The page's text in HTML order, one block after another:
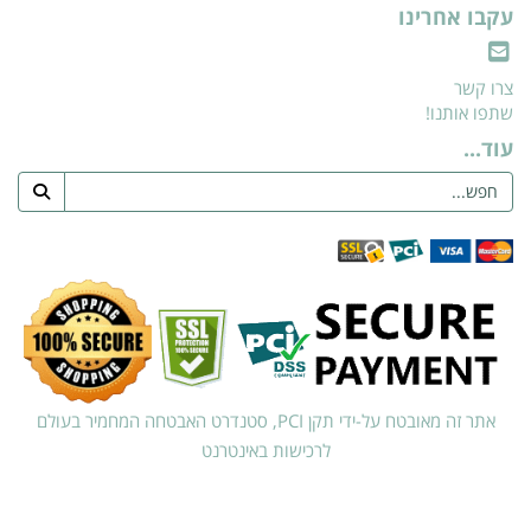
עקבו אחרינו
צרו קשר
שתפו אותנו!
עוד...
אתר זה מאובטח על-ידי תקן PCI, סטנדרט האבטחה המחמיר בעולם
לרכישות באינטרנט